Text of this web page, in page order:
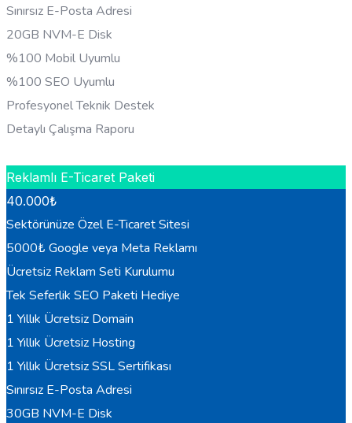
Sınırsız E-Posta Adresi
20GB NVM-E Disk
%100 Mobil Uyumlu
%100 SEO Uyumlu
Profesyonel Teknik Destek
Detaylı Çalışma Raporu
Reklamlı E-Ticaret Paketi
40.000₺
Sektörünüze Özel E-Ticaret Sitesi
5000₺ Google veya Meta Reklamı
Ücretsiz Reklam Seti Kurulumu
Tek Seferlik SEO Paketi Hediye
1 Yıllık Ücretsiz Domain
1 Yıllık Ücretsiz Hosting
1 Yıllık Ücretsiz SSL Sertifikası
Sınırsız E-Posta Adresi
30GB NVM-E Disk